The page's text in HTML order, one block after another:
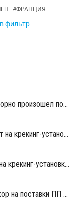
#ФРАНЦИЯ
фильтр
На НПЗ итальянской Eni недалеко от Ливорно произошел пожар
ExxonMobil проводит внеплановый ремонт на крекинг-установке во Франции
Total Petrochemical возобновила работу на крекинг-установке в Гонфревилле
Total Petrochemicals объявила форс-мажор на поставки ПП во Франции